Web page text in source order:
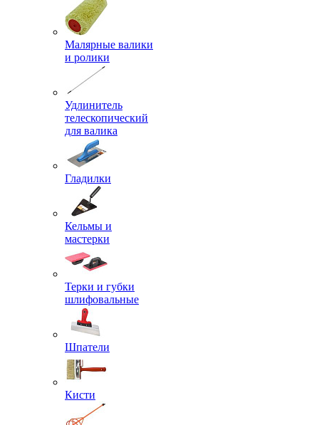
Малярные валики
и ролики
Удлинитель
телескопический
для валика
Гладилки
Кельмы и
мастерки
Терки и губки
шлифовальные
Шпатели
Кисти